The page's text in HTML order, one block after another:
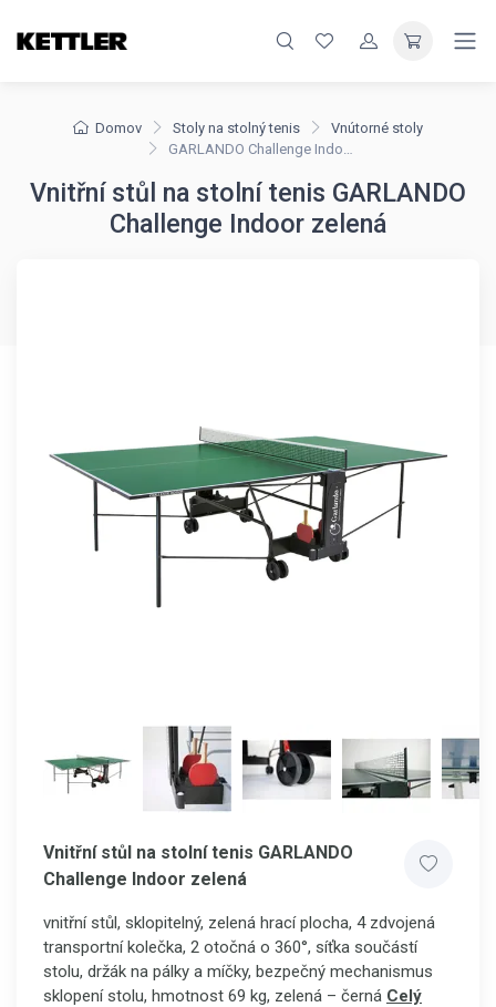
Domov Stoly na stolný tenis
Vnútorné stoly
GARLANDO Challenge Indoor zelená
Vnitřní stůl na stolní tenis GARLANDO
Challenge Indoor zelená
Vnitřní stůl na stolní tenis GARLANDO
Challenge Indoor zelená
vnitřní stůl, sklopitelný, zelená hrací plocha, 4 zdvojená
transportní kolečka, 2 otočná o 360°, síťka součástí
stolu, držák na pálky a míčky, bezpečný mechanismus
sklopení stolu, hmotnost 69 kg, zelená – černá Celý